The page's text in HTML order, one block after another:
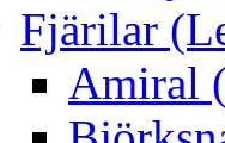
Fjärilar
Amiral